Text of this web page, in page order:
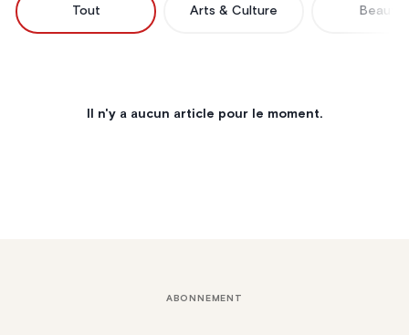
Tout Arts & Culture Beauté
Il n'y a aucun article pour le moment.
ABONNEMENT